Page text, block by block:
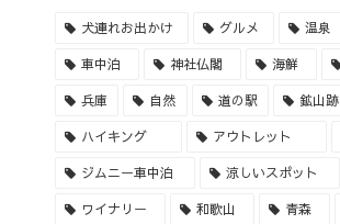
犬連れお出かけ グルメ 温泉
車中泊 神社仏閣 海鮮
兵庫 自然 道の駅 鉱山跡
ハイキング アウトレット
ジムニー車中泊 涼しいスポット
ワイナリー 和歌山 青森